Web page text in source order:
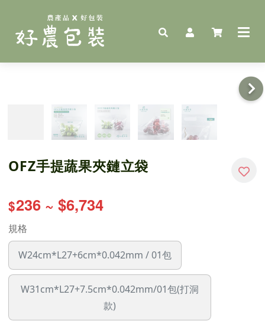
OFZ手提蔬果夾鏈立袋
$236 ~ $6,734
規格
W24cm*L27+6cm*0.042mm / 01包
W31cm*L27+7.5cm*0.042mm/01包(打洞
款)